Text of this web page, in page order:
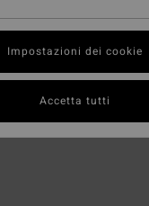
Impostazioni dei cookie
Accetta tutti